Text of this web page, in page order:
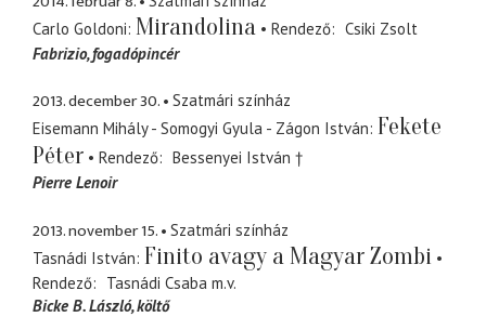
Carlo Goldoni Mirandolina Rendező
Csiki Zsolt
Fabrizio fogadópincér
2013. december 30.
Szatmári színház
Eisemann Mihály - Somogyi Gyula - Zágon István Fekete
Péter
Rendező
Bessenyei István †
Pierre Lenoir
2013. november 15.
Szatmári színház
Tasnádi István Finito avagy a Magyar Zombi
Rendező Tasnádi Csaba m.v.
Bicke B. László költő